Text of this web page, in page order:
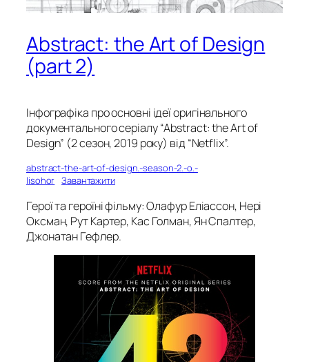
Abstract: the Art of Design
(part 2)
Інфографіка про основні ідеї оригінального
документального серіалу “Abstract: the Art of
Design” (2 сезон, 2019 року) від “Netflix”.
abstract-the-art-of-design.-season-2.-o.-
lisohor Завантажити
Герої та героїні фільму: Олафур Еліассон, Нері
Оксман, Рут Картер, Кас Голман, Ян Спалтер,
Джонатан Гефлер.